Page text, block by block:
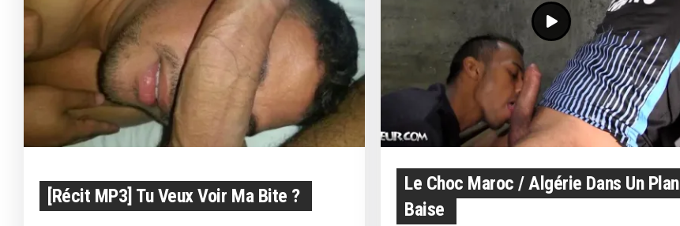
[Récit MP3] Tu Veux Voir Ma Bite ?
Le Choc Maroc / Algérie Dans Un Plan
Baise